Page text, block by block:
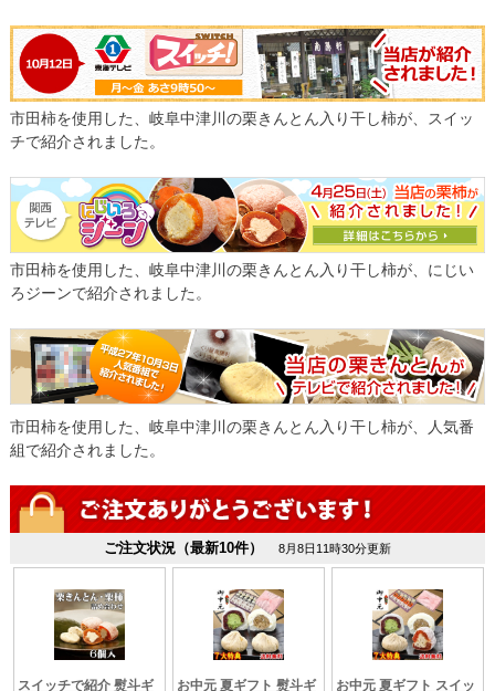
市田柿を使用した、岐阜中津川の栗きんとん入り干し柿が、スイッ
チで紹介されました。
市田柿を使用した、岐阜中津川の栗きんとん入り干し柿が、にじい
ろジーンで紹介されました。
市田柿を使用した、岐阜中津川の栗きんとん入り干し柿が、人気番
組で紹介されました。